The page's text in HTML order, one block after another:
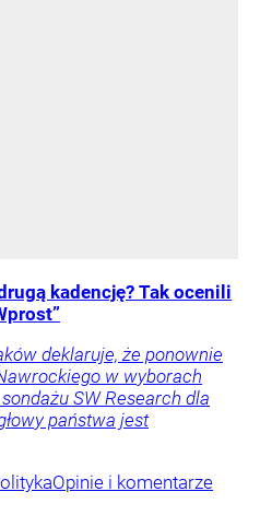
kadencję? Tak ocenili
deklaruje, że ponownie
w wyborach
SW Research dla
państwa jest
Opinie i komentarze